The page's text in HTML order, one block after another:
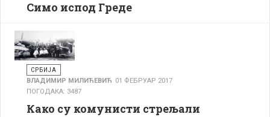
Симо испод Греде
СРБИЈА
ВЛАДИМИР МИЛИЋЕВИЋ 01 ФЕБРУАР 2017
ПОГОДАКА: 3487
Како су комунисти стрељали